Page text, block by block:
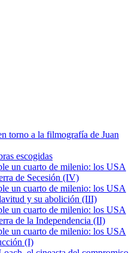
torno a la filmografía de Juan
escogidas
un cuarto de milenio: los USA
de Secesión (IV)
un cuarto de milenio: los USA
y su abolición (III)
un cuarto de milenio: los USA
de la Independencia (II)
un cuarto de milenio: los USA
(I)